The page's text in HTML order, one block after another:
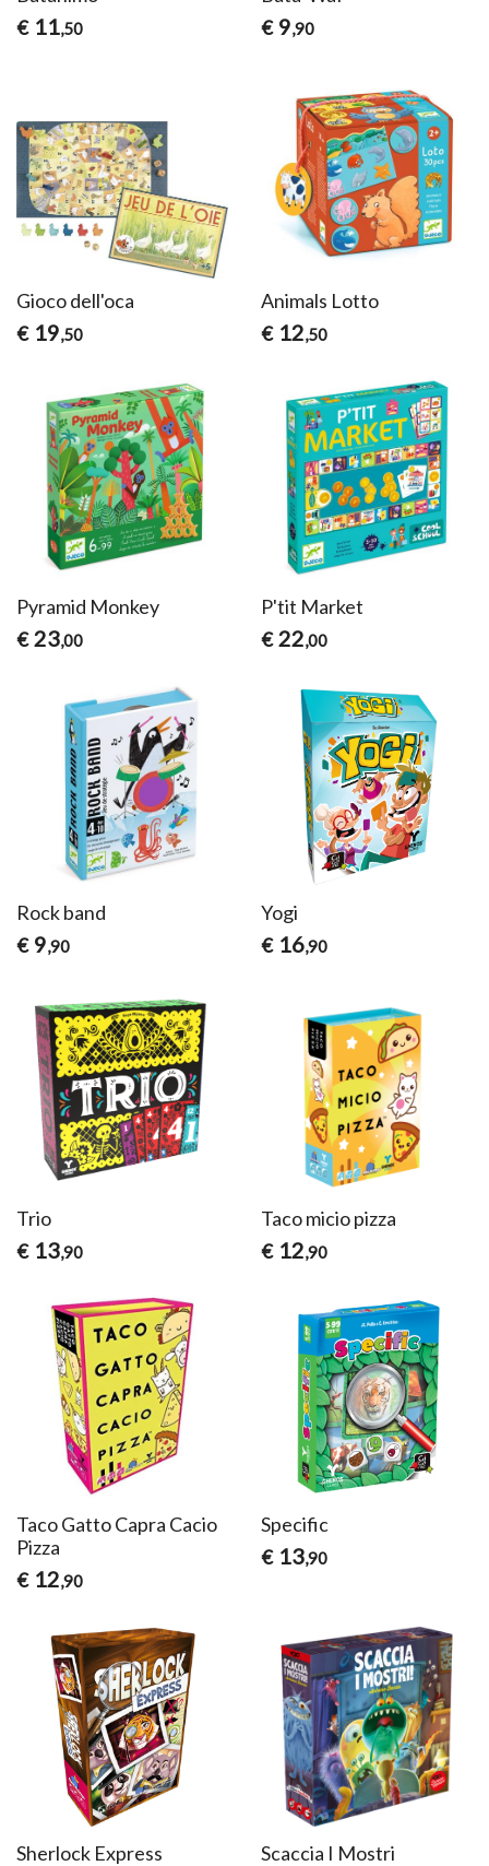
€ 11,50
€ 9,90
Gioco dell'oca
€ 19,50
Animals Lotto
€ 12,50
Pyramid Monkey
€ 23,00
P'tit Market
€ 22,00
Rock band
€ 9,90
Yogi
€ 16,90
Trio
€ 13,90
Taco micio pizza
€ 12,90
Taco Gatto Capra Cacio
Pizza
€ 12,90
Specific
€ 13,90
Sherlock Express
Scaccia I Mostri